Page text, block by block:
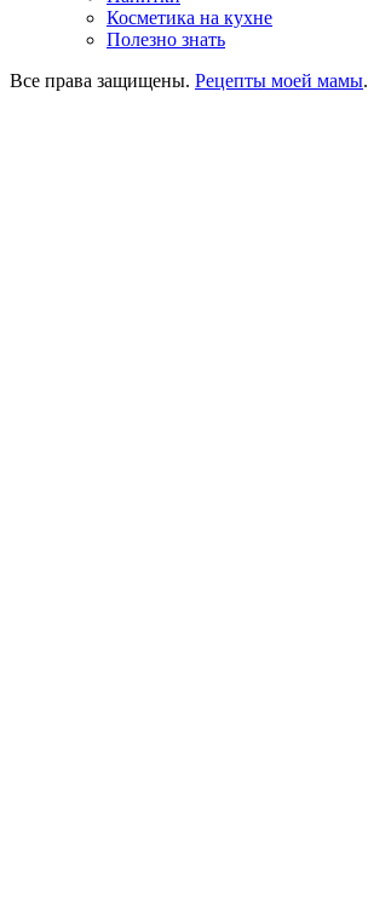
Косметика на кухне
Полезно знать
Все права защищены. Рецепты моей мамы.